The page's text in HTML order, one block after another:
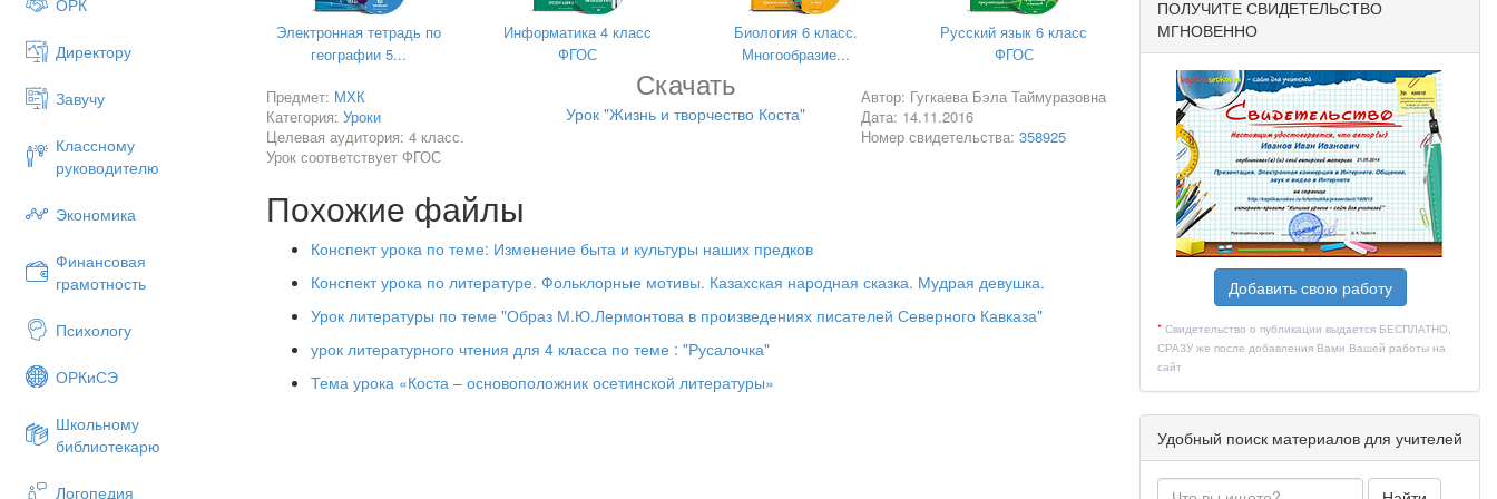
ОРК
Директору
Завучу
Классному
руководителю
Экономика
Финансовая
грамотность
Психологу
ОРКиСЭ
Школьному
библиотекарю
Логопедия
. Ознакомление с новой лексикой.
Выполняется упр. № 2, стр. 40.
VI. Тренировка в употреблении новой лексики в речи.
(Устная работа).
VII. Работа над стихотворением Чеджемова Геора «Къоста».
1. Прослушивание стихотворения в исполнении диктора.
2. Работа над переводом текста.
3. Чтение учащихся.
4. Совершенствование диалогической речи учащихся.
Выполняется упр. № 4.
Электронная тетрадь по
географии 5...
Информатика 4 класс
ФГОС
Биология 6 класс.
Многообразие...
Русский язык 6 класс
ФГОС
Предмет: МХК
Категория: Уроки
Целевая аудитория: 4 класс.
Урок соответствует ФГОС
Скачать
Урок "Жизнь и творчество Коста"
Автор: Гугкаева Бэла Таймуразовна
Дата: 14.11.2016
Номер свидетельства: 358925
Похожие файлы
Конспект урока по теме: Изменение быта и культуры наших предков
Конспект урока по литературе. Фольклорные мотивы. Казахская народная сказка. Мудрая девушка.
Урок литературы по теме "Образ М.Ю.Лермонтова в произведениях писателей Северного Кавказа"
урок литературного чтения для 4 класса по теме : "Русалочка"
Тема урока «Коста – основоположник осетинской литературы»
ПОЛУЧИТЕ СВИДЕТЕЛЬСТВО
МГНОВЕННО
Добавить свою работу
* Свидетельство о публикации выдается БЕСПЛАТНО,
СРАЗУ же после добавления Вами Вашей работы на
сайт
Удобный поиск материалов для учителей